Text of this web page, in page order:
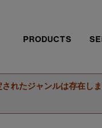
PRODUCTS
れたジャンルは存在しま